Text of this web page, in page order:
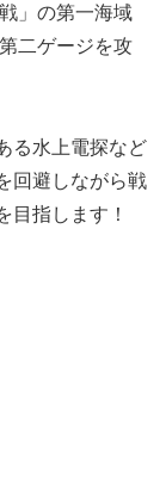
」の第一海域
二ゲージを攻
る水上電探など
回避しながら戦
目指します！